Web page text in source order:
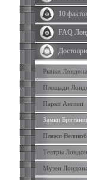
10
FAQ
Рынки Лондона
Площади
Парки Англии
Замки
Пляжи
Театры
Музеи Лондона